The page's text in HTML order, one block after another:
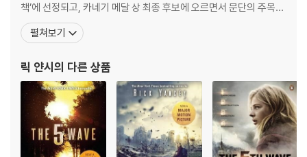
roam the countryside killing anyone they see. Who have scatt
ered Earth's last survivors. To stay alone is to stay alive, until C
assie meets Evan Walker. Beguiling and mysterious, Evan may
self. Now she must choose: between trust and despair, betw
een defiance and surrender, between life and death. To give u
p or to get up. Cassie Sullivan gets up.
책’에 선정되고, 카네기 메달 상 최종 후보에 오르면서 문단의 주목을
받기 시작했고, 이후 ‘Teddy Ruzak’ 시리즈, ‘Monstrumologist’
시리즈 등을 발표하며 작가로서의 명성을 꾸준히 쌓았다. 그리고 201
작가가 되었다. 현재까
펼쳐보기
릭 얀시 의 다른 상품